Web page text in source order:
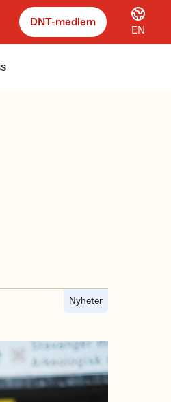
DNT-medlem
EN
Nyheter